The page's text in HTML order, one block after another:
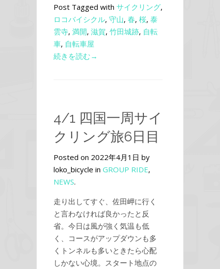
Post Tagged with サイクリング,
ロコバイシクル, 守山, 春, 桜, 泰
雲寺, 満開, 滋賀, 竹田城跡, 自転
車, 自転車屋
続きを読む→
4/1 四国一周サイ
クリング旅6日目
Posted on 2022年4月1日 by
loko_bicycle in GROUP RIDE,
NEWS.
走り出してすぐ、佐田岬に行く
と言わなければ良かったと反
省。今日は風が強く気温も低
く、コースがアップダウンも多
くトンネルも多いときたら心配
しかない心境。スタート地点の